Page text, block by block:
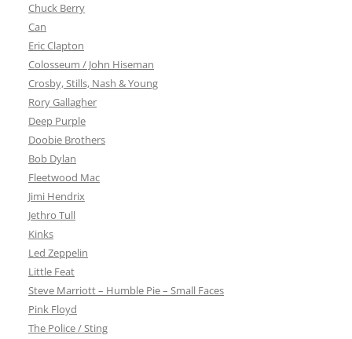
Chuck Berry
Can
Eric Clapton
Colosseum / John Hiseman
Crosby, Stills, Nash & Young
Rory Gallagher
Deep Purple
Doobie Brothers
Bob Dylan
Fleetwood Mac
Jimi Hendrix
Jethro Tull
Kinks
Led Zeppelin
Little Feat
Steve Marriott – Humble Pie – Small Faces
Pink Floyd
The Police / Sting